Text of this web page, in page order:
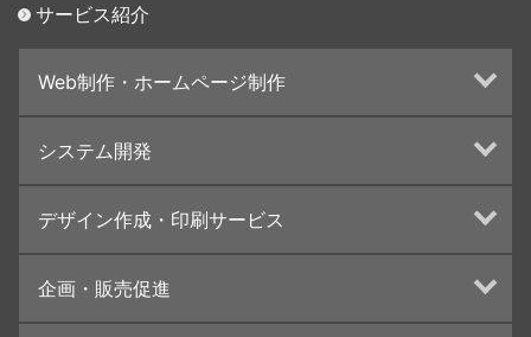
サービス紹介
Web制作・ホームページ制作
ランディングページ制作
インターネット広告代行
UI・UXデザイン設計
システム開発
デザイン作成・印刷サービス
カタログデザインの制作・印刷
企画・販売促進